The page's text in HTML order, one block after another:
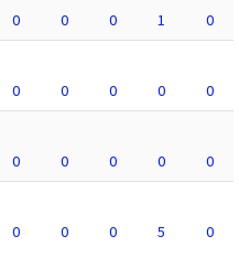
0 0 0 1
0
0 0 0 0
0
0 0 0 0
0
0 0 0 5
0